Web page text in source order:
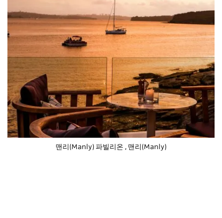
맨리(Manly) 파빌리온 , 맨리(Manly)